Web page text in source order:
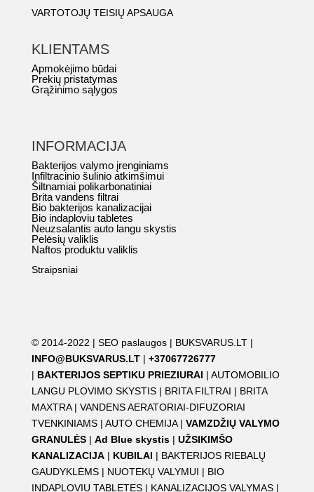
VARTOTOJŲ TEISIŲ APSAUGA
KLIENTAMS
Apmokėjimo būdai
Prekių pristatymas
Grąžinimo sąlygos
INFORMACIJA
Bakterijos valymo įrenginiams
Infiltracinio šulinio atkimšimui
Šiltnamiai polikarbonatiniai
Brita vandens filtrai
Bio bakterijos kanalizacijai
Bio indaploviu tabletes
Neuzsalantis auto langu skystis
Pelėsių valiklis
Naftos produktu valiklis
Straipsniai
© 2014-2022 | SEO paslaugos| BUKSVARUS.LT|
INFO@BUKSVARUS.LT| +37067726777
| BAKTERIJOS SEPTIKU PRIEZIURAI | AUTOMOBILIO
LANGU PLOVIMO SKYSTIS| BRITA FILTRAI | BRITA
MAXTRA| VANDENS AERATORIAI-DIFUZORIAI
TVENKINIAMS| AUTO CHEMIJA| VAMZDŽIŲ VALYMO
GRANULĖS| Ad Blue skystis| UŽSIKIMŠO
KANALIZACIJA| KUBILAI | BAKTERIJOS RIEBALŲ
GAUDYKLĖMS| NUOTEKŲ VALYMUI | BIO
INDAPLOVIU TABLETES| KANALIZACIJOS VALYMAS|